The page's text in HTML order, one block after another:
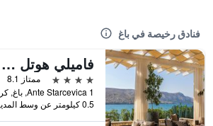
فنادق رخيصة في باغ
فاميلي هوتل باجوس
4 نجوم
ممتاز 8.1
Ante Starcevica 1, باغ, كرواتيا
0.5 كيلومتر عن وسط المدينة